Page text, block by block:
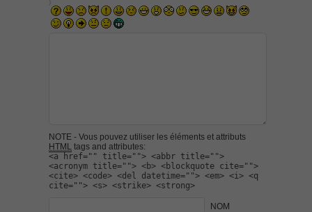
NOTE - Vous pouvez utiliser les éléments et attributs
HTML tags and attributes:
<a href="" title=""> <abbr title="">
<acronym title=""> <b> <blockquote cite="">
<cite> <code> <del datetime=""> <em> <i> <q
cite=""> <s> <strike> <strong>
NOM